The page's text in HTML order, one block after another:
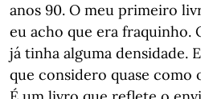
anos 90. O meu primeiro
eu acho que era fraquinho.
já tinha alguma densidade. E
que considero quase